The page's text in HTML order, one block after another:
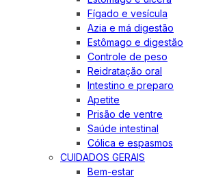
Fígado e vesícula
Azia e má digestão
Estômago e digestão
Controle de peso
Reidratação oral
Intestino e preparo
Apetite
Prisão de ventre
Saúde intestinal
Cólica e espasmos
CUIDADOS GERAIS
Bem-estar